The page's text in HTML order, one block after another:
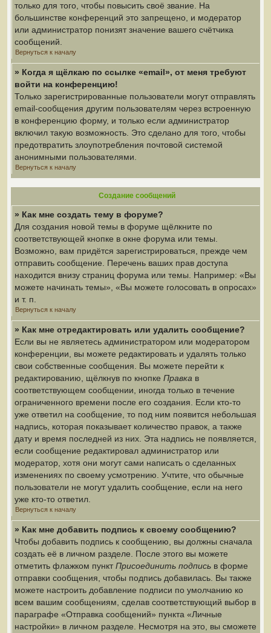
только для того, чтобы повысить своё звание. На
большинстве конференций это запрещено, и модератор
или администратор понизят значение вашего счётчика
сообщений.
Вернуться к началу
» Когда я щёлкаю по ссылке «email», от меня требуют
войти на конференцию!
Только зарегистрированные пользователи могут отправлять
email-сообщения другим пользователям через встроенную
в конференцию форму, и только если администратор
включил такую возможность. Это сделано для того, чтобы
предотвратить злоупотребления почтовой системой
анонимными пользователями.
Вернуться к началу
Создание сообщений
» Как мне создать тему в форуме?
Для создания новой темы в форуме щёлкните по
соответствующей кнопке в окне форума или темы.
Возможно, вам придётся зарегистрироваться, прежде чем
отправить сообщение. Перечень ваших прав доступа
находится внизу страниц форума или темы. Например: «Вы
можете начинать темы», «Вы можете голосовать в опросах»
и т. п.
Вернуться к началу
» Как мне отредактировать или удалить сообщение?
Если вы не являетесь администратором или модератором
конференции, вы можете редактировать и удалять только
свои собственные сообщения. Вы можете перейти к
редактированию, щёлкнув по кнопке Правка в
соответствующем сообщении, иногда только в течение
ограниченного времени после его создания. Если кто-то
уже ответил на сообщение, то под ним появится небольшая
надпись, которая показывает количество правок, а также
дату и время последней из них. Эта надпись не появляется,
если сообщение редактировал администратор или
модератор, хотя они могут сами написать о сделанных
изменениях по своему усмотрению. Учтите, что обычные
пользователи не могут удалить сообщение, если на него
уже кто-то ответил.
Вернуться к началу
» Как мне добавить подпись к своему сообщению?
Чтобы добавить подпись к сообщению, вы должны сначала
создать её в личном разделе. После этого вы можете
отметить флажком пунктПрисоединить подпись в форме
отправки сообщения, чтобы подпись добавилась. Вы также
можете настроить добавление подписи по умолчанию ко
всем вашим сообщениям, сделав соответствующий выбор в
параграфе «Отправка сообщений» пункта «Личные
настройки» в личном разделе. Несмотря на это, вы сможете